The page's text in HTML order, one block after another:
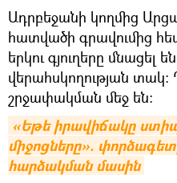
Ադրբեջանի կողմից
հատվածի գրավումից
երկու գյուղերը մնացել
վերահսկողության
շրջափակման մեջ են։
«Եթե իրավիճակը
միջոցները».
հարձակման մասին